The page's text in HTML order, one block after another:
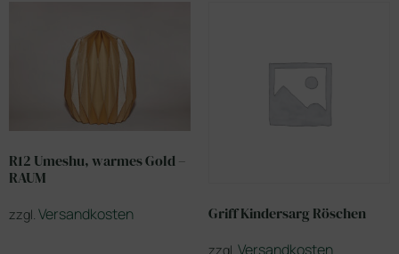
R12 Umeshu, warmes Gold –
RAUM
zzgl. Versandkosten Griff Kindersarg Röschen
zzgl. Versandkosten